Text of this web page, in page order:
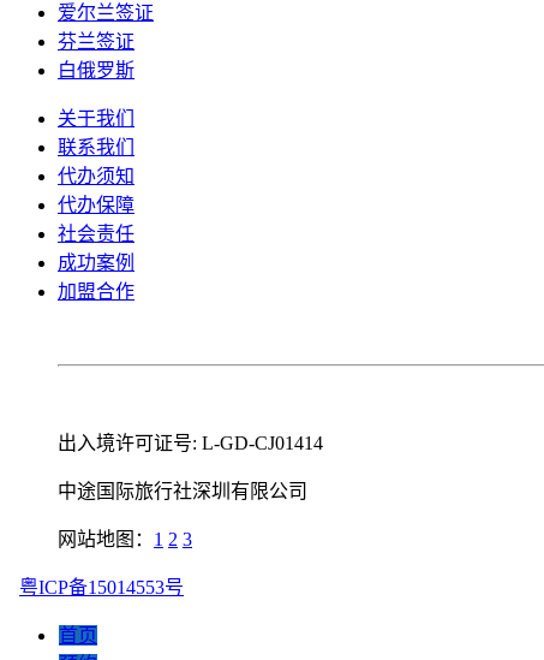
爱尔兰签证
芬兰签证
白俄罗斯
关于我们
联系我们
代办须知
代办保障
社会责任
成功案例
加盟合作
出入境许可证号: L-GD-CJ01414
中途国际旅行社深圳有限公司
网站地图： 1 2 3
粤ICP备15014553号
首页